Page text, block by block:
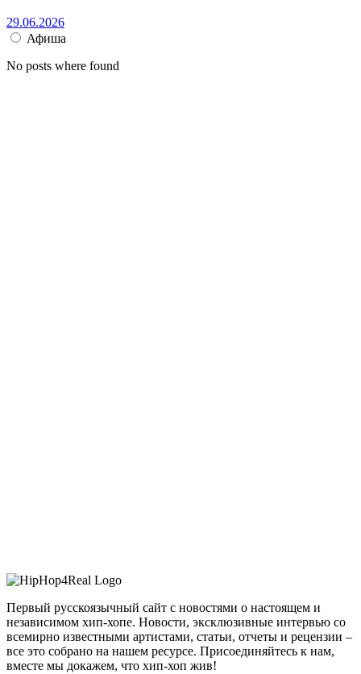
29.06.2026
Афиша
No posts where found
Первый русскоязычный сайт с новостями о настоящем и
независимом хип-хопе. Новости, эксклюзивные интервью со
всемирно известными артистами, статьи, отчеты и рецензии –
все это собрано на нашем ресурсе. Присоединяйтесь к нам,
вместе мы докажем, что хип-хоп жив!